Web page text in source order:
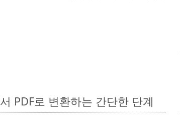
PDF로 변환하는 간단한 단계